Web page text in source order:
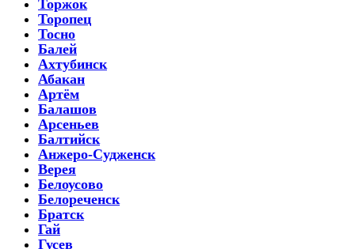
Торжок
Торопец
Тосно
Балей
Ахтубинск
Абакан
Артём
Балашов
Арсеньев
Балтийск
Анжеро-Судженск
Верея
Белоусово
Белореченск
Братск
Гай
Гусев